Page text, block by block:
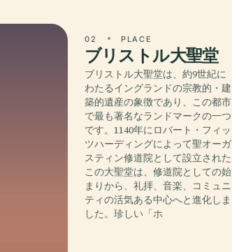
02 PLACE
ブリストル大聖堂
ブリストル大聖堂は、約9世紀に
わたるイングランドの宗教的・建
築的遺産の象徴であり、この都市
で最も著名なランドマークの一つ
です。1140年にロバート・フィッ
ツハーディングによって聖オーガ
スティン修道院として設立された
この大聖堂は、修道院としての始
まりから、礼拝、音楽、コミュニ
ティの活気ある中心へと進化しま
した。珍しい「ホ